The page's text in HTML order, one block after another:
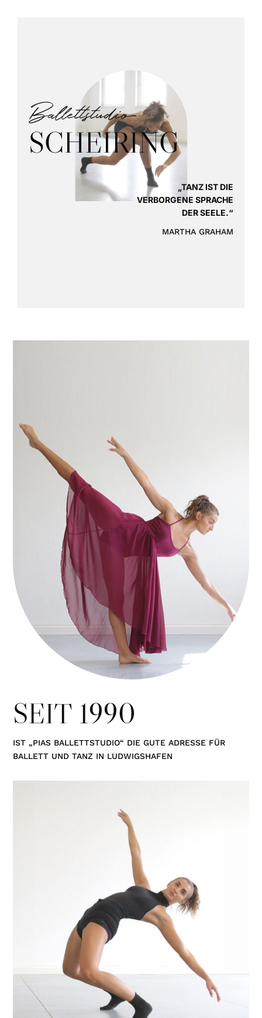
SCHEIRING
„TANZ IST DIE
VERBORGENE SPRACHE
DER SEELE.“
MARTHA GRAHAM
SEIT 1990
IST „PIAS BALLETTSTUDIO“ DIE GUTE ADRESSE FÜR
BALLETT UND TANZ IN LUDWIGSHAFEN